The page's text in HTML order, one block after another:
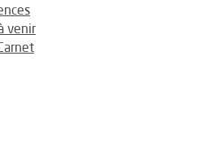
venir